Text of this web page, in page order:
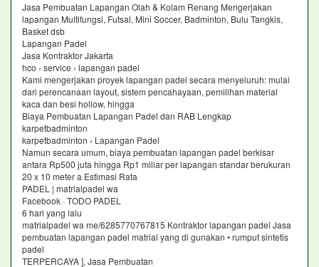
Jasa Pembuatan Lapangan Olah & Kolam Renang Mengerjakan
lapangan Multifungsi, Futsal, Mini Soccer, Badminton, Bulu Tangkis,
Basket dsb
Lapangan Padel
Jasa Kontraktor Jakarta
hco › service › lapangan padel
Kami mengerjakan proyek lapangan padel secara menyeluruh: mulai
dari perencanaan layout, sistem pencahayaan, pemilihan material
kaca dan besi hollow, hingga
Biaya Pembuatan Lapangan Padel dan RAB Lengkap
karpetbadminton
karpetbadminton › Lapangan Padel
Namun secara umum, biaya pembuatan lapangan padel berkisar
antara Rp500 juta hingga Rp1 miliar per lapangan standar berukuran
20 x 10 meter a Estimasi Rata
PADEL | matrialpadel wa
Facebook · TODO PADEL
6 hari yang lalu
matrialpadel wa me/6285770767815 Kontraktor lapangan padel Jasa
pembuatan lapangan padel matrial yang di gunakan • rumput sintetis
padel
TERPERCAYA ], Jasa Pembuatan